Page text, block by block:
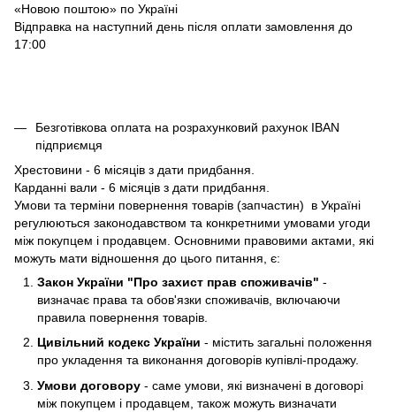
«Новою поштою» по Україні
Відправка на наступний день після оплати замовлення до
17:00
Безготівкова оплата на розрахунковий рахунок IBAN
підприємця
Хрестовини - 6 місяців з дати придбання.
Карданні вали - 6 місяців з дати придбання.
Умови та терміни повернення товарів (запчастин) в Україні
регулюються законодавством та конкретними умовами угоди
між покупцем і продавцем. Основними правовими актами, які
можуть мати відношення до цього питання, є:
Закон України "Про захист прав споживачів" -
визначає права та обов'язки споживачів, включаючи
правила повернення товарів.
Цивільний кодекс України - містить загальні положення
про укладення та виконання договорів купівлі-продажу.
Умови договору - саме умови, які визначені в договорі
між покупцем і продавцем, також можуть визначати